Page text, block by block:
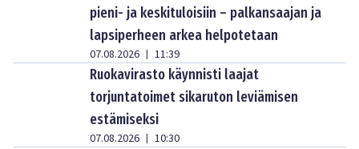
pieni- ja keskituloisiin – palkansaajan ja
lapsiperheen arkea helpotetaan
07.08.2026 | 11:39
Ruokavirasto käynnisti laajat
torjuntatoimet sikaruton leviämisen
estämiseksi
07.08.2026 | 10:30